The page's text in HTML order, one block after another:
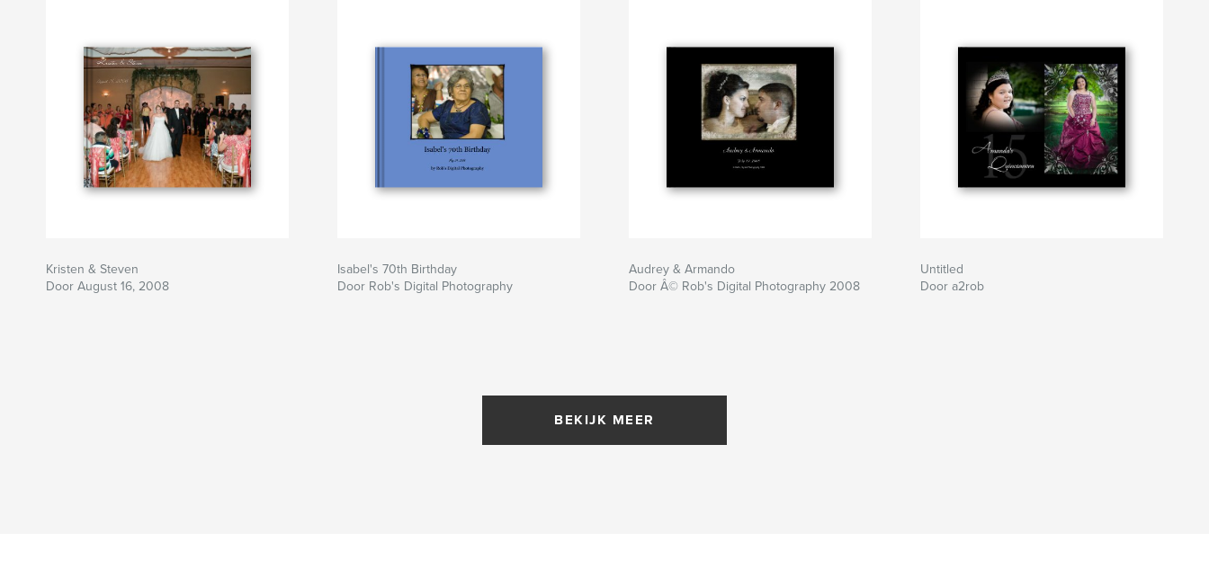
Kristen & Steven
Door August 16, 2008
Isabel's 70th Birthday
Door Rob's Digital Photography
Audrey & Armando
Door Â© Rob's Digital Photography 2008
Untitled
Door a2rob
BEKIJK MEER